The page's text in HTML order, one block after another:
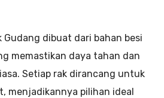
Gudang dibuat dari bahan besi
memastikan daya tahan dan
Setiap rak dirancang untuk
menjadikannya pilihan ideal